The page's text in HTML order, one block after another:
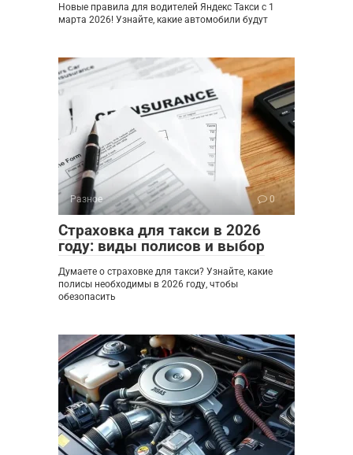
Новые правила для водителей Яндекс Такси с 1
марта 2026! Узнайте, какие автомобили будут
Разное 0
Страховка для такси в 2026
году: виды полисов и выбор
Думаете о страховке для такси? Узнайте, какие
полисы необходимы в 2026 году, чтобы
обезопасить